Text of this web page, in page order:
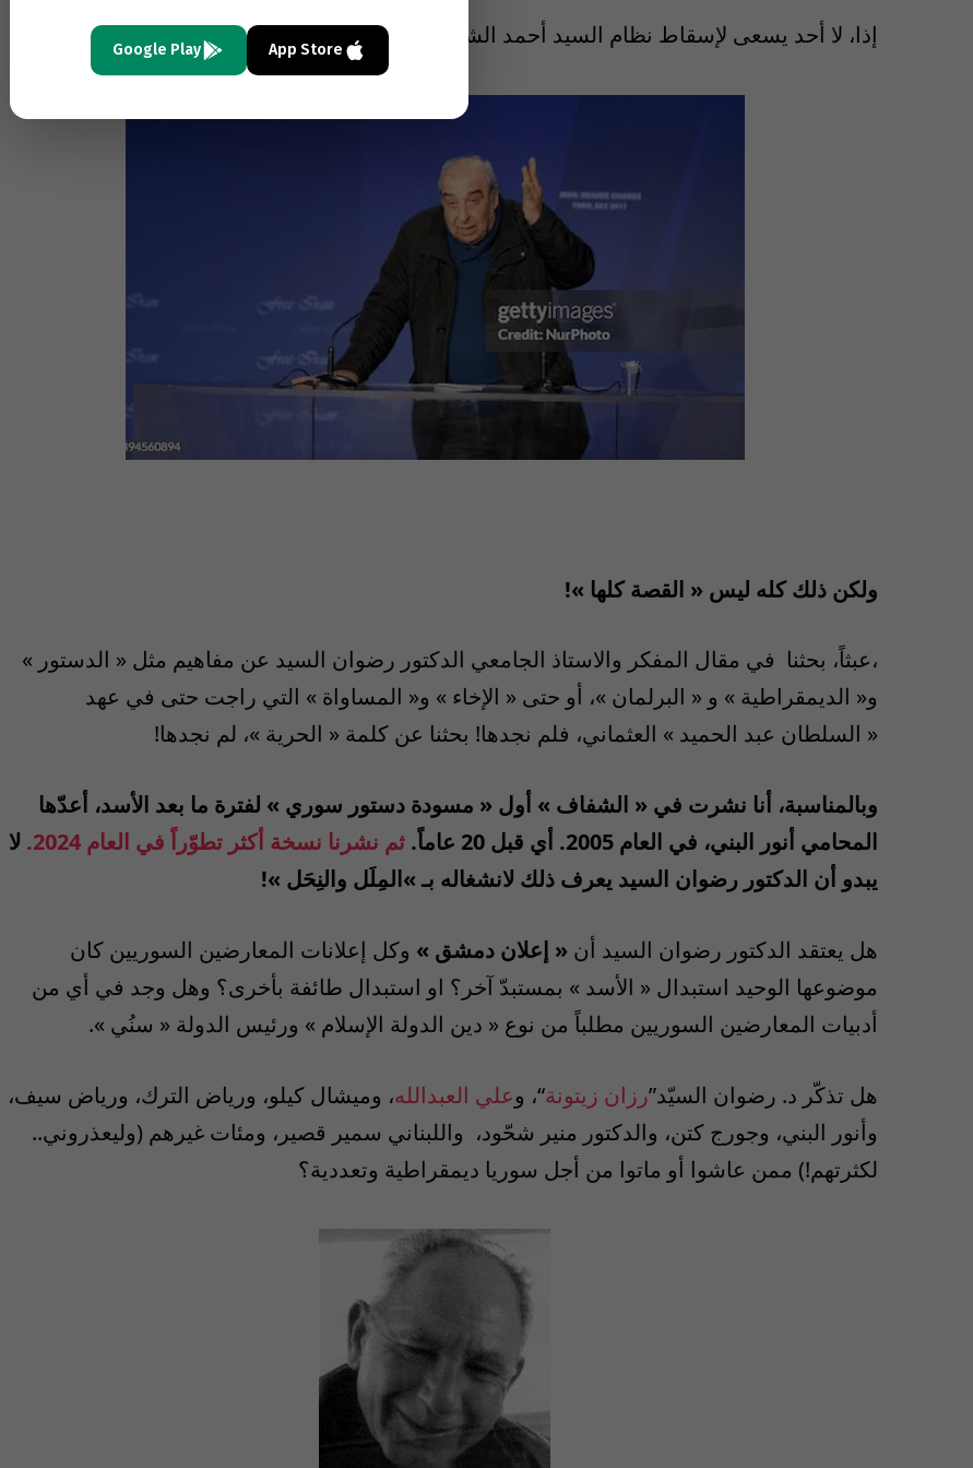
إذا، لا أحد يسعى لإسقاط نظام السيد أحمد الشرع حتى إسرائيل!
ولكن ذلك كله ليس « القصة كلها »!
،عبثاً، بحثنا في مقال المفكر والاستاذ الجامعي الدكتور رضوان السيد عن مفاهيم مثل « الدستور »
و« الديمقراطية » و « البرلمان »، أو حتى « الإخاء » و« المساواة » التي راجت حتى في عهد
« السلطان عبد الحميد » العثماني، فلم نجدها! بحثنا عن كلمة « الحرية »، لم نجدها!
وبالمناسبة، أنا نشرت في « الشفاف » أول « مسودة دستور سوري » لفترة ما بعد الأسد، أعدّها
المحامي أنور البني، في العام
أي قبل عاماً. ثم نشرنا نسخة أكثر تطوّراً في العام
لا
يبدو أن الدكتور رضوان السيد يعرف ذلك لانشغاله بـ »المِلَل والنِحَل »!
هل يعتقد الدكتور رضوان السيد أن « إعلان دمشق » وكل إعلانات المعارضين السوريين كان
موضوعها الوحيد استبدال « الأسد » بمستبدّ آخر؟ او استبدال طائفة بأخرى؟ وهل وجد في أي من
أدبيات المعارضين السوريين مطلباً من نوع « دين الدولة الإسلام » ورئيس الدولة « سنُي ».
هل تذكّر د. رضوان السيّد”رزان زيتونة“، وعلي العبدالله، وميشال كيلو، ورياض الترك، ورياض سيف،
وأنور البني، وجورج كتن، والدكتور منير شحّود، واللبناني سمير قصير، ومئات غيرهم (وليعذروني..
لكثرتهم!) ممن عاشوا أو ماتوا من أجل سوريا ديمقراطية وتعددية؟
App Store
Google Play